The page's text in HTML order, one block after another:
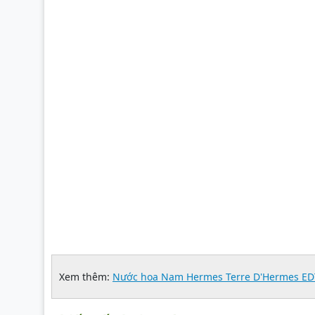
Xem thêm: Nước hoa Nam Hermes Terre D'Hermes